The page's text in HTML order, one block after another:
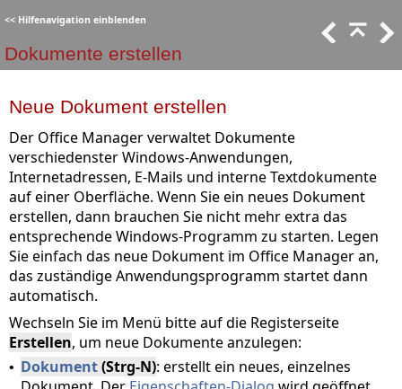
<< Hilfenavigation einblenden
Dokumente erstellen
Neue Dokument erstellen
Der Office Manager verwaltet Dokumente
verschiedenster Windows-Anwendungen,
Internetadressen, E-Mails und interne Textdokumente
auf einer Oberfläche. Wenn Sie ein neues Dokument
erstellen, dann brauchen Sie nicht mehr extra das
entsprechende Windows-Programm zu starten. Legen
Sie einfach das neue Dokument im Office Manager an,
das zuständige Anwendungsprogramm startet dann
automatisch.
Wechseln Sie im Menü bitte auf die Registerseite
Erstellen, um neue Dokumente anzulegen:
• Dokument(Strg-N): erstellt ein neues, einzelnes